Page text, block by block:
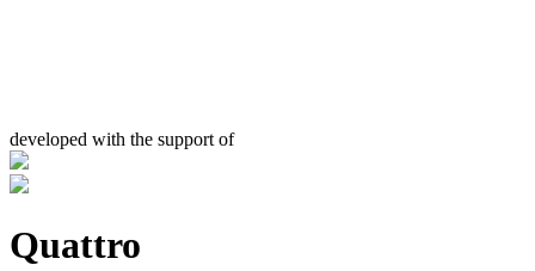
developed with the support of
Quattro